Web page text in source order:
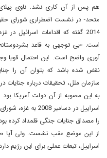
هم پس از آن کاری نشد. ناوی
2014 گفته که اقدامات
است: «بی توجهی به قاعد
آوری واضح است. این احتمال قویا
نقض شده باشد که بتوان آن را
سازمان ملل، تحقیقات درباره جنایات
به این مصوبه از آن دولت آمریکا
اسراییل در
را مصداق جنایات جنگی قلمداد کرده
از این موضع عقب نشست. ولی آیا
اسراییل، تبعات عملی برای این رژیم